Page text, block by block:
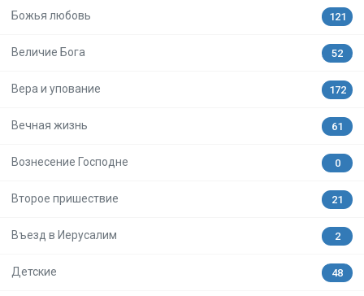
Божья любовь 121
Величие Бога 52
Вера и упование 172
Вечная жизнь 61
Вознесение Господне 0
Второе пришествие 21
Въезд в Иерусалим 2
Детские 48